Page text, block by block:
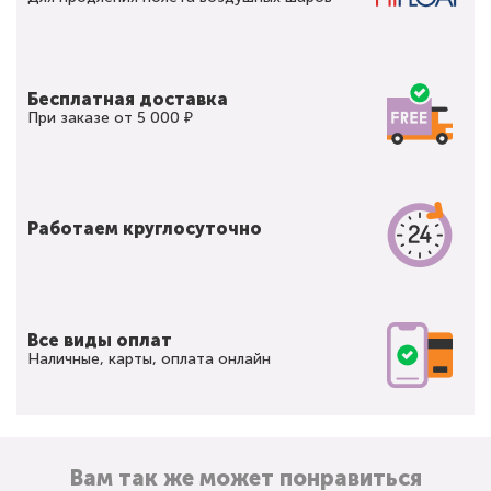
Бесплатная доставка
При заказе от 5 000 ₽
Работаем круглосуточно
Все виды оплат
Наличные, карты, оплата онлайн
Вам так же может понравиться